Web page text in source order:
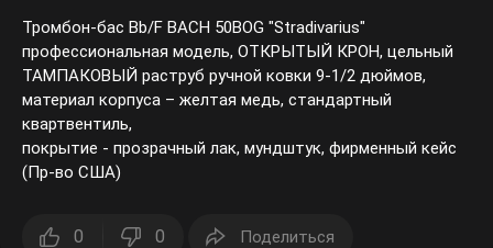
Тромбон-бас Bb/F BACH 50BOG "Stradivarius"
профессиональная модель, ОТКРЫТЫЙ КРОН, цельный
ТАМПАКОВЫЙ раструб ручной ковки 9-1/2 дюймов,
материал корпуса – желтая медь, стандартный
квартвентиль,
покрытие - прозрачный лак, мундштук, фирменный кейс
(Пр-во США)
0 0 Поделиться